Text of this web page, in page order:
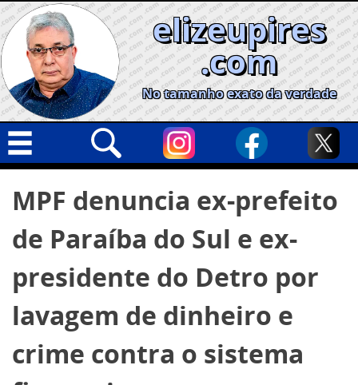
Skip
to
content
elizeupires
.com
No tamanho exato da verdade
Geral
Cidades
Nacional
Opinião
Informe especial
por:
MPF denuncia ex-prefeito
de Paraíba do Sul e ex-
presidente do Detro por
lavagem de dinheiro e
crime contra o sistema